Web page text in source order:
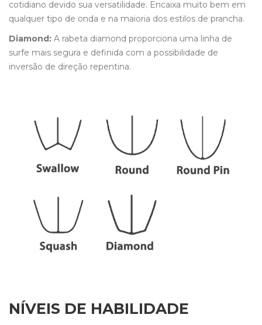
cotidiano devido sua versatilidade. Encaixa muito bem em
qualquer tipo de onda e na maioria dos estilos de prancha.
Diamond: A rabeta diamond proporciona uma linha de
surfe mais segura e definida com a possibilidade de
inversão de direção repentina.
NÍVEIS DE HABILIDADE